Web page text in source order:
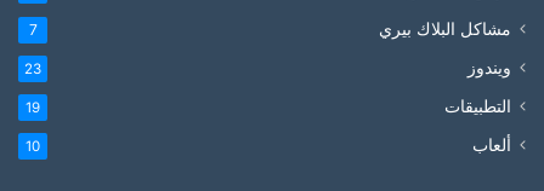
مشاكل البلاك بيري 7
ويندوز 23
التطبيقات 19
ألعاب 10